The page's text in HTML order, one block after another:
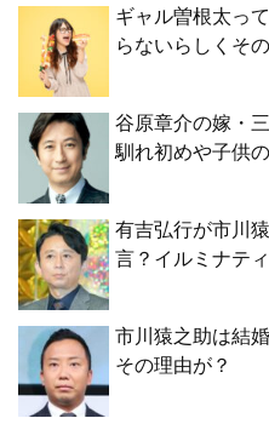
ギャル曽根太っ
らないらしくそ
谷原章介の嫁・
馴れ初めや子供
有吉弘行が市川
言？イルミナテ
市川猿之助は結
その理由が？